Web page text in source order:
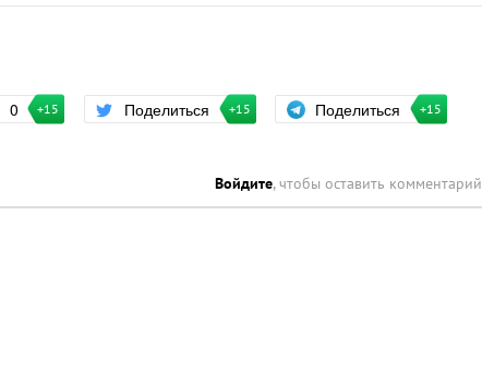
0 +15 Поделиться +15 Поделиться +15
Войдите, чтобы оставить комментарий